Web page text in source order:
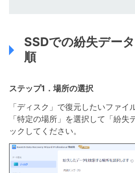
SSDでの紛失デー
順
ステップ1．場所の選択
「ディスク」で復元したいファイ
「特定の場所」を選択して「紛失
ックしてください。